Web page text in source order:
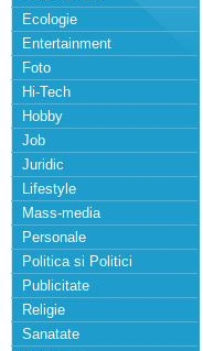
Ecologie
Entertainment
Foto
Hi-Tech
Hobby
Job
Juridic
Lifestyle
Mass-media
Personale
Politica si Politici
Publicitate
Religie
Sanatate